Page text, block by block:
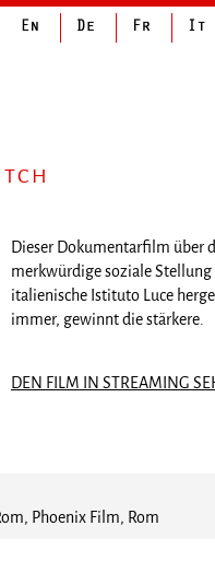
Dieser Dokumentarfilm über
merkwürdige soziale Stellung
italienische Istituto Luce
immer, gewinnt die stärkere.
DEN FILM IN STREAMING
Phoenix Film, Rom